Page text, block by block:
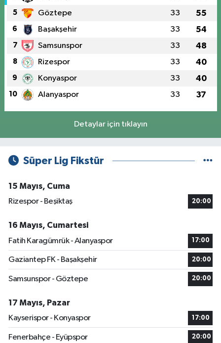
5 Göztepe 33 55
6 Başakşehir 33 54
7 Samsunspor 33 48
8 Rizespor 33 40
9 Konyaspor 33 40
10 Alanyaspor 33 37
Detaylar için tıklayın
Süper Lig Fikstür
15 Mayıs, Cuma
Rizespor - Beşiktaş
20:00
16 Mayıs, Cumartesi
Fatih Karagümrük - Alanyaspor
17:00
Gaziantep FK - Başakşehir 20:00
Samsunspor - Göztepe 20:00
17 Mayıs, Pazar
Kayserispor - Konyaspor
17:00
Fenerbahçe - Eyüpspor 20:00